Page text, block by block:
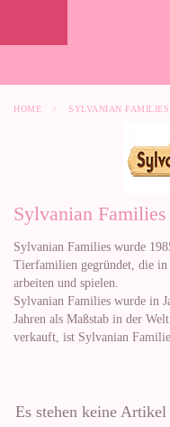
HOME > SYLVANIAN FAMILIES
Sylvanian Families
Sylvanian Families wurde
Tierfamilien gegründet, die
arbeiten und spielen.
Sylvanian Families wurde in
Jahren als Maßstab in der
verkauft, ist Sylvanian
Es stehen keine